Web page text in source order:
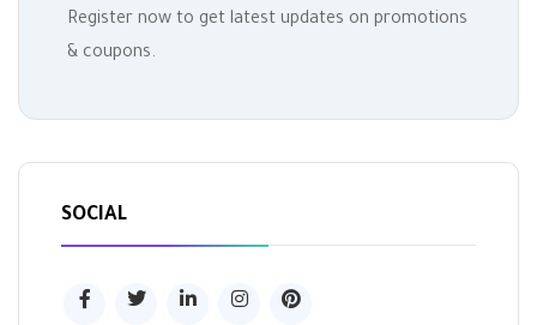
Register now to get latest updates on promotions
& coupons.
SOCIAL